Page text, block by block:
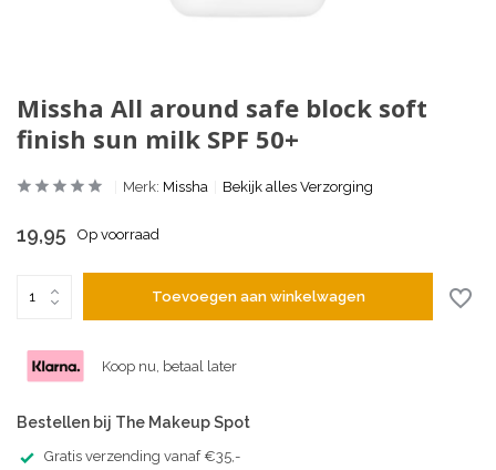
Missha All around safe block soft
finish sun milk SPF 50+
Merk: Missha Bekijk alles Verzorging
19,95 Op voorraad
Toevoegen aan winkelwagen
Koop nu, betaal later
Bestellen bij The Makeup Spot
Gratis verzending vanaf €35,-